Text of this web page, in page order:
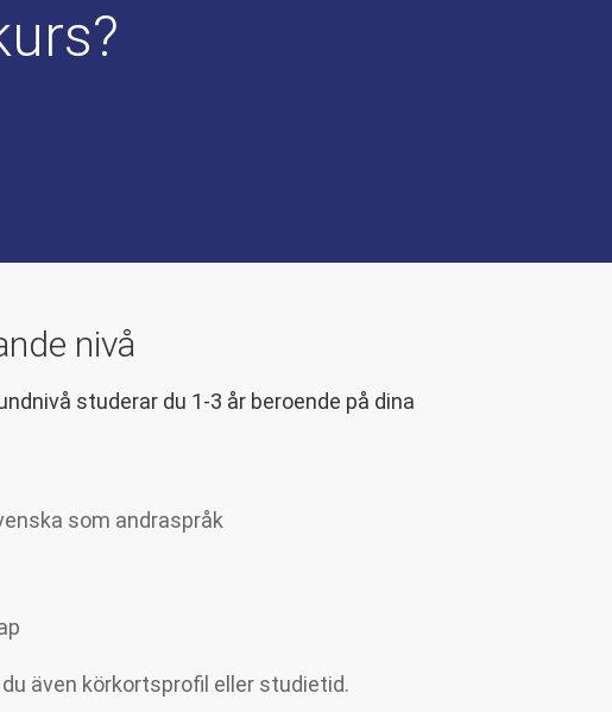
nivå
studerar du 1-3 år beroende på dina
som andraspråk
även körkortsprofil eller studietid.